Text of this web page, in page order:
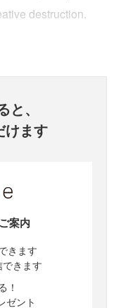
destruction.
と、
けます
案内
きます
できます
！
ゼント